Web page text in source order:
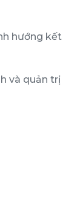
hướng kết
và quản trị